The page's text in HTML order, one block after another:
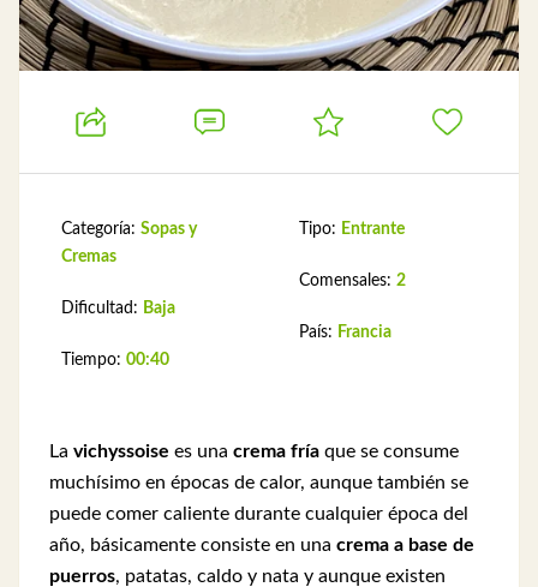
Categoría: Sopas y
Cremas
Dificultad: Baja
Tiempo: 00:40
Tipo: Entrante
Comensales: 2
País: Francia
La vichyssoise es una crema fría que se consume
muchísimo en épocas de calor, aunque también se
puede comer caliente durante cualquier época del
año, básicamente consiste en una crema a base de
puerros, patatas, caldo y nata y aunque existen